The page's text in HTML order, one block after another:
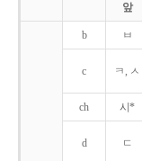
앞
b ㅂ
c ㅋ, ㅅ
ch 시*
d ㄷ